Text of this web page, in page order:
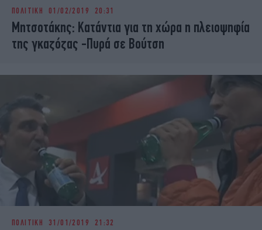
ΠΟΛΙΤΙΚΗ 01/02/2019 20:31
Μητσοτάκης: Κατάντια για τη χώρα η πλειοψηφία
της γκαζόζας -Πυρά σε Βούτση
ΠΟΛΙΤΙΚΗ 31/01/2019 21:32